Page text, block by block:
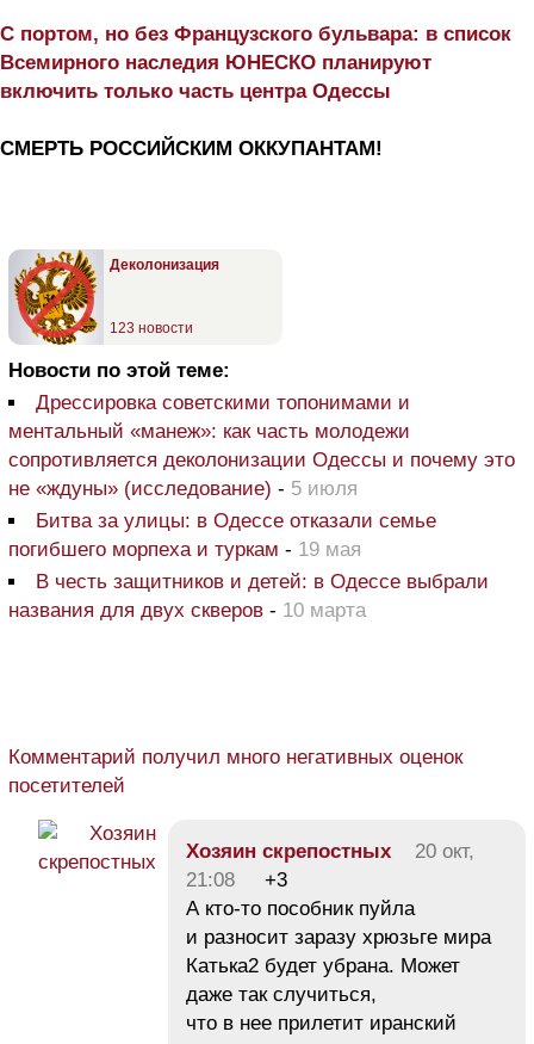
С портом, но без Французского бульвара: в список
Всемирного наследия ЮНЕСКО планируют
включить только часть центра Одессы
СМЕРТЬ РОССИЙСКИМ ОККУПАНТАМ!
Деколонизация
123 новости
Новости по этой теме:
Дрессировка советскими топонимами и
ментальный «манеж»: как часть молодежи
сопротивляется деколонизации Одессы и почему это
не «ждуны» (исследование) - 5 июля
Битва за улицы: в Одессе отказали семье
погибшего морпеха и туркам - 19 мая
В честь защитников и детей: в Одессе выбрали
названия для двух скверов - 10 марта
Комментарий получил много негативных оценок
посетителей
Хозяин скрепостных
20 окт,
21:08
+3
А кто-то пособник пуйла
и разносит заразу хрюзьге мира
Катька2 будет убрана. Может
даже так случиться,
что в нее прилетит иранский